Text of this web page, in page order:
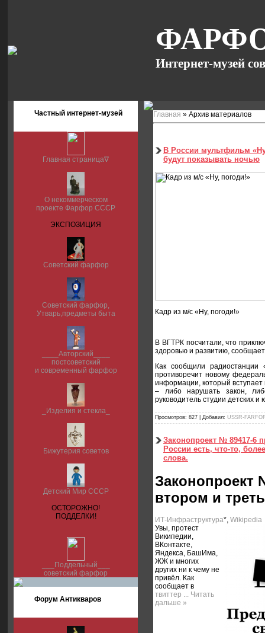
Интернет-музей
Частный интернет-музей
Главная страница∇
О некоммерческом
проекте Фарфор СССР
ЭКСПОЗИЦИЯ
Советский фарфор
Советский фарфор,
Утварь,предметы быта
____Авторский____
постсоветский
и современный фарфор
_Изделия и стекла_
Бижутерия советов
Детский Мир СССР
ОСТОРОЖНО!
ПОДДЕЛКИ!
___Поддельный___
советский фарфор
Форум Антикваров
Главная » Архив материалов
В России мультфильм
будут показывать ночью
Кадр из м/с «Ну, погоди!»
В ВГТРК посчитали, что
здоровью и развитию,
Как сообщили
противоречит новому
информации, который вступает
– либо нарушать закон,
руководитель студии детских
Просмотров: 827 Добавил: USSR-
Законопроект № 89417-6
России есть, что-то,
слова.
Законопроект
втором и
ИТ-Инфраструктура*, Wikipedia
Увы, протест
Википедии,
ВКонтакте,
Яндекса, БашИма,
ЖЖ и многих
других ни к чему не
привёл. Как
сообщает в
твиттер ... Читать
дальше »